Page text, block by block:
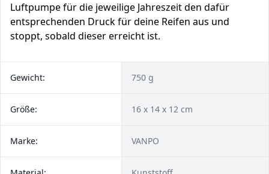
Luftpumpe für die jeweilige Jahreszeit den dafür
entsprechenden Druck für deine Reifen aus und
stoppt, sobald dieser erreicht ist.
Gewicht: 750 g
Größe: 16 x 14 x 12 cm
Marke: VANPO